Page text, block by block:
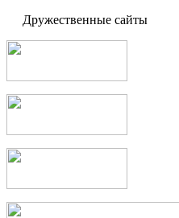
Дружественные сайты